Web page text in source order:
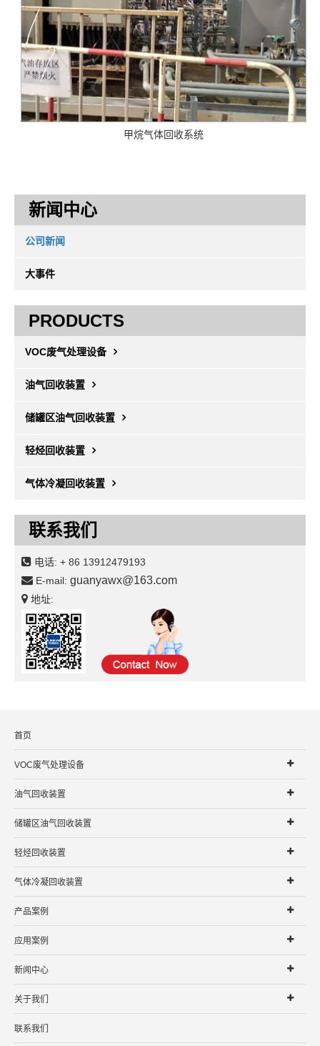
甲烷气体回收系统
新闻中心
公司新闻
大事件
PRODUCTS
VOC废气处理设备
油气回收装置
储罐区油气回收装置
轻烃回收装置
气体冷凝回收装置
联系我们
电话: + 86 13912479193
E-mail: guanyawx@163.com
地址:
首页
VOC废气处理设备
油气回收装置
储罐区油气回收装置
轻烃回收装置
气体冷凝回收装置
产品案例
应用案例
新闻中心
关于我们
联系我们